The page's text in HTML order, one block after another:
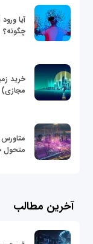
آیا
چگونه؟
مجازی)
متحول
آخرین مطالب